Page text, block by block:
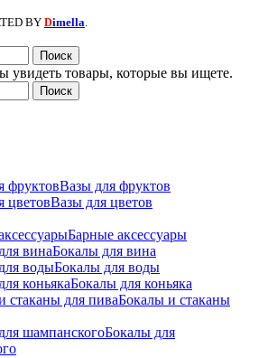
BY Dimella.
Поиск
увидеть товары, которые вы ищете.
Поиск
Вазы для фруктов
Вазы для цветов
Барные аксессуары
Бокалы для вина
Бокалы для воды
Бокалы для коньяка
Бокалы и стаканы
Бокалы для